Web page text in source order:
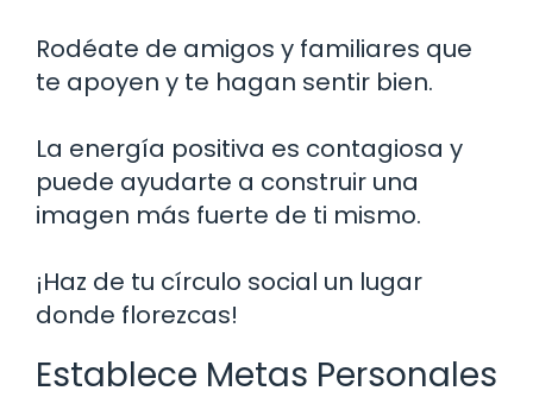
Rodéate de amigos y familiares que
te apoyen y te hagan sentir bien.
La energía positiva es contagiosa y
puede ayudarte a construir una
imagen más fuerte de ti mismo.
¡Haz de tu círculo social un lugar
donde florezcas!
Establece Metas Personales